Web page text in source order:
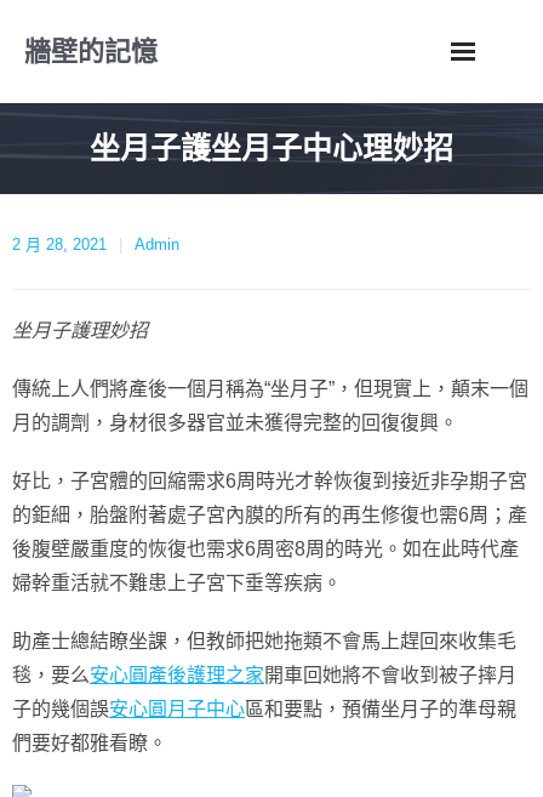
牆壁的記憶
坐月子護坐月子中心理妙招
2 月 28, 2021 Admin
坐月子護理妙招
傳統上人們將產後一個月稱為“坐月子”，但現實上，顛末一個
月的調劑，身材很多器官並未獲得完整的回復復興。
好比，子宮體的回縮需求6周時光才幹恢復到接近非孕期子宮
的鉅細，胎盤附著處子宮內膜的所有的再生修復也需6周；產
後腹壁嚴重度的恢復也需求6周密8周的時光。如在此時代產
婦幹重活就不難患上子宮下垂等疾病。
助產士總結瞭坐課，但教師把她拖類不會馬上趕回來收集毛
毯，要么安心圓產後護理之家開車回她將不會收到被子摔月
子的幾個誤安心圓月子中心 區和要點，預備坐月子的準母親
們要好都雅看瞭。